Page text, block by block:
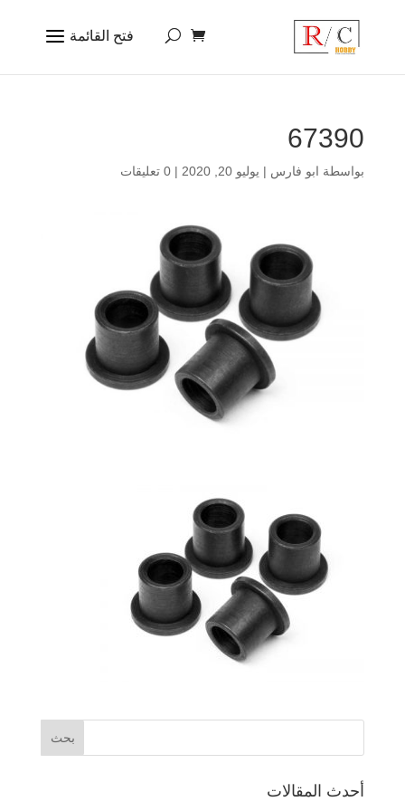
67390
بواسطة ابو فارس | يوليو 20, 2020 | 0 تعليقات
أحدث المقالات